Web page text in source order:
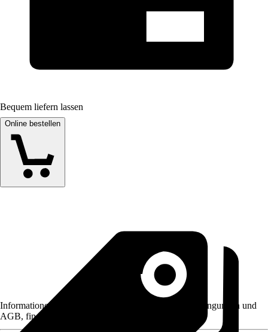
Bequem liefern lassen
Online bestellen
Informationen des Verkäufers, wie z. B. Rückgabebedingungen und
AGB, finden Sie bei Klick auf den Verkäufernamen.